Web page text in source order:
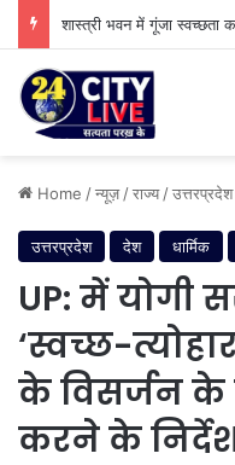
Home /न्यूज़ /राज्य /उत्तरप्रदेश
उत्तरप्रदेश देश धार्मिक
UP: में योगी
‘स्वच्छ-
के विसर्जन के
करने के